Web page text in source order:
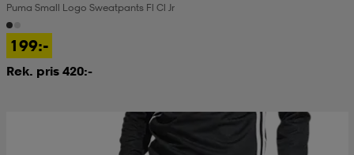
Puma Small Logo Sweatpants Fl Cl Jr
199:-
Rek. pris 420:-